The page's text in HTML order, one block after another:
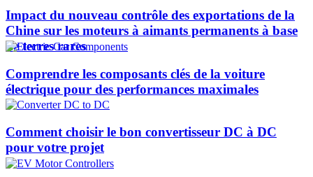
Impact du nouveau contrôle des exportations de la
Chine sur les moteurs à aimants permanents à base
de terres rares
Comprendre les composants clés de la voiture
électrique pour des performances maximales
Comment choisir le bon convertisseur DC à DC
pour votre projet